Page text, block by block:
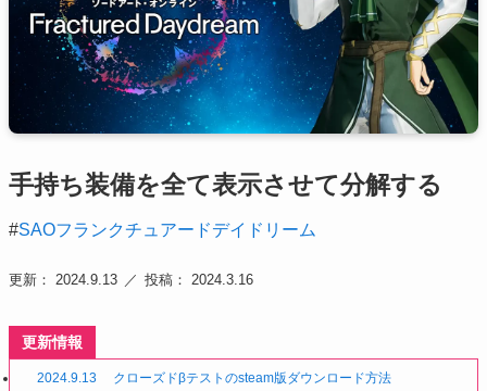
手持ち装備を全て表示させて分解する
#SAOフランクチュアードデイドリーム
更新： 2024.9.13 投稿： 2024.3.16
更新情報
2024.9.13
クローズドβテストのsteam版ダウンロード方法